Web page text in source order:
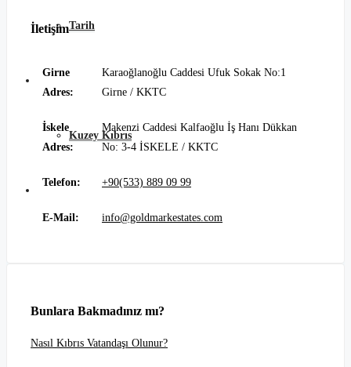
Tarih
Kuzey Kıbrıs
İletişim
Girne
Adres:
Karaoğlanoğlu Caddesi Ufuk Sokak No:1
Girne / KKTC
İskele
Adres:
Makenzi Caddesi Kalfaoğlu İş Hanı Dükkan
No: 3-4 İSKELE / KKTC
Telefon: +90(533) 889 09 99
E-Mail: info@goldmarkestates.com
Bunlara Bakmadınız mı?
Nasıl Kıbrıs Vatandaşı Olunur?